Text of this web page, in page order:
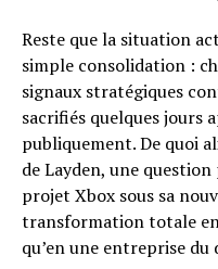
Reste que la situation
simple consolidation :
signaux stratégiques
sacrifiés quelques jours
publiquement. De quoi
de Layden, une
projet Xbox sous sa
transformation totale
qu’en une entreprise